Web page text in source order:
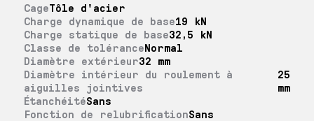
CageTôle d'acier
Charge dynamique de base19 kN
Charge statique de base32,5 kN
Classe de toléranceNormal
Diamètre extérieur32 mm
Diamètre intérieur du roulement à
aiguilles jointives
25
mm
ÉtanchéitéSans
Fonction de relubrificationSans